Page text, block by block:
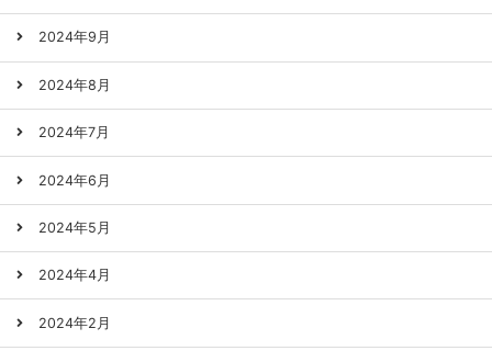
2024年9月
2024年8月
2024年7月
2024年6月
2024年5月
2024年4月
2024年2月